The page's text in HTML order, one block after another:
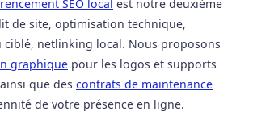
SEO local est notre deuxième
de site, optimisation technique,
ciblé, netlinking local. Nous proposons
graphique pour les logos et supports
que des contrats de maintenance
de votre présence en ligne.